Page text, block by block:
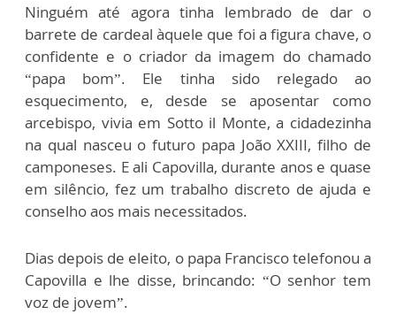
Ninguém até agora tinha lembrado de dar o
barrete de cardeal àquele que foi a figura chave, o
confidente e o criador da imagem do chamado
“papa bom”. Ele tinha sido relegado ao
esquecimento, e, desde se aposentar como
arcebispo, vivia em Sotto il Monte, a cidadezinha
na qual nasceu o futuro papa João XXIII, filho de
camponeses. E ali Capovilla, durante anos e quase
em silêncio, fez um trabalho discreto de ajuda e
conselho aos mais necessitados.
Dias depois de eleito, o papa Francisco telefonou a
Capovilla e lhe disse, brincando: “O senhor tem
voz de jovem”.